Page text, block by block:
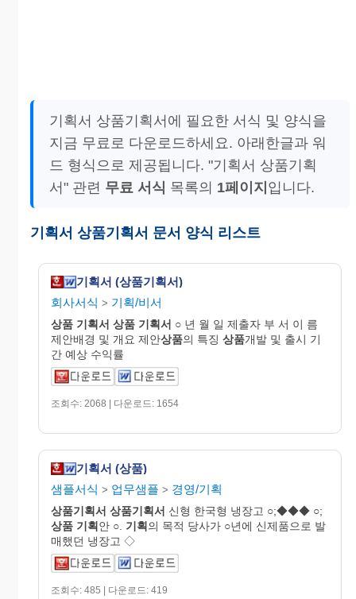
기획서 상품기획서에 필요한 서식 및 양식을
지금 무료로 다운로드하세요. 아래한글과 워
드 형식으로 제공됩니다. "기획서 상품기획
서" 관련 무료 서식 목록의 1페이지 입니다.
기획서 상품기획서 문서 양식 리스트
기획서 (상품기획서)
회사서식 > 기획/비서
상품 기획서 상품 기획서 ○ 년 월 일 제출자 부 서 이 름
제안배경 및 개요 제안상품의 특징 상품개발 및 출시 기
간 예상 수익률
조회수: 2068 | 다운로드: 1654
기획서 (상품)
샘플서식 > 업무샘플 > 경영/기획
상품기획서 상품기획서 신형 한국형 냉장고 ○;◆◆◆ ○;
상품 기획안 ○. 기획의 목적 당사가 ○년에 신제품으로 발
매했던 냉장고 ◇
조회수: 485 | 다운로드: 419